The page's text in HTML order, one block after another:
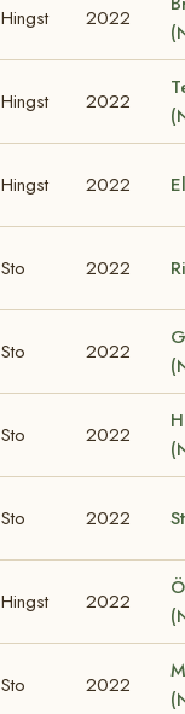
Hingst 2022
Hingst 2022
Hingst 2022
Sto 2022
Sto 2022
Sto 2022
Sto 2022
Hingst 2022
Sto 2022